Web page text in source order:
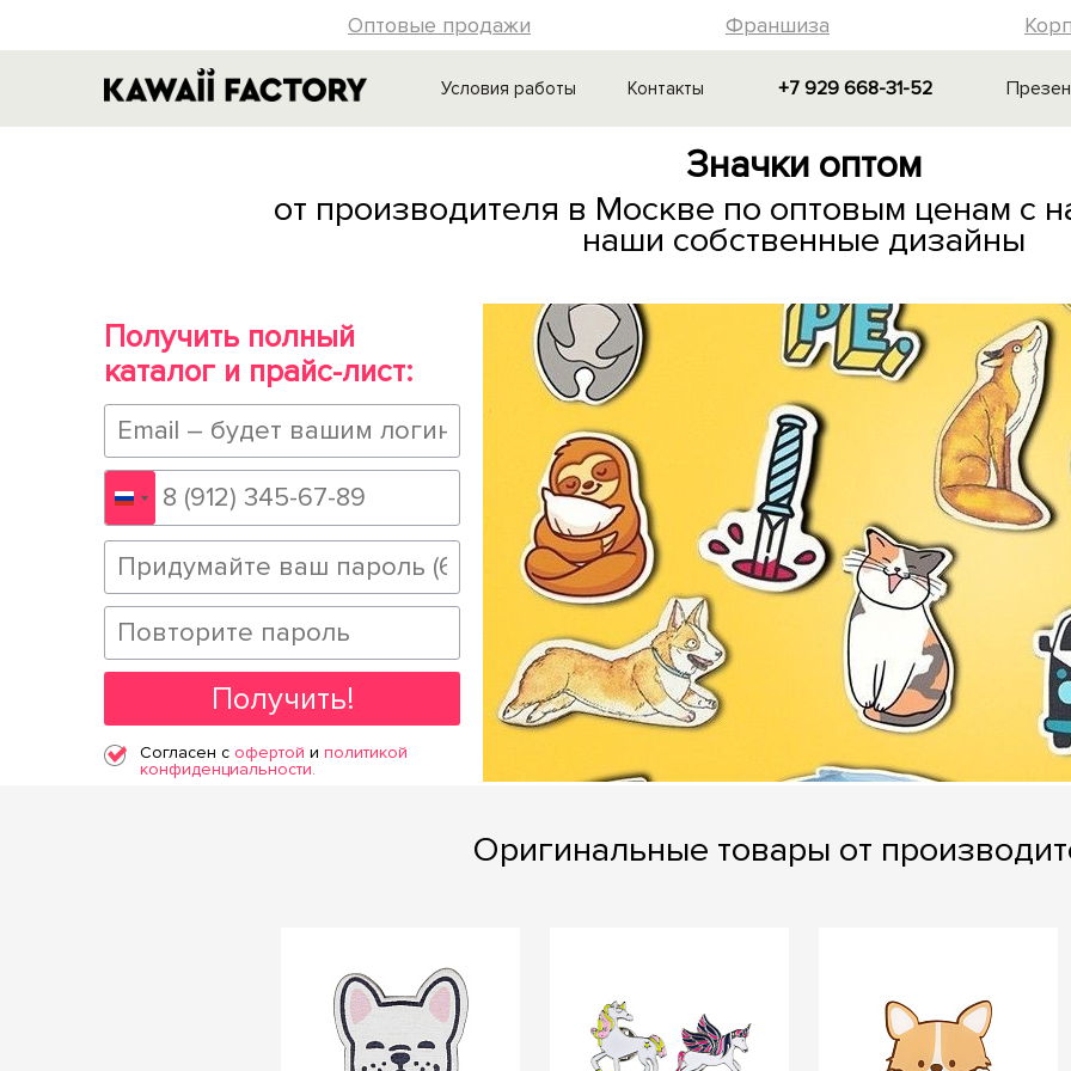
Оптовые продажи Франшиза
Условия работы Контакты +7 929 668-31-52
Значки оптом
от производителя в Москве по оптовым ценам с
наши собственные дизайны
Получить полный
каталог и прайс-лист:
Россия
+7
Получить!
Согласен с офертой и политикой
конфиденциальности.
Оригинальные товары от